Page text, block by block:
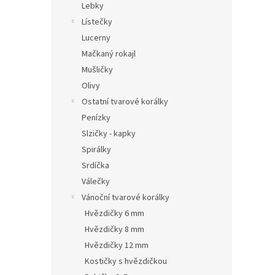
Lebky
Lístečky
Lucerny
Mačkaný rokajl
Mušličky
Olivy
Ostatní tvarové korálky
Penízky
Slzičky - kapky
Spirálky
Srdíčka
Válečky
Vánoční tvarové korálky
Hvězdičky 6 mm
Hvězdičky 8 mm
Hvězdičky 12 mm
Kostičky s hvězdičkou